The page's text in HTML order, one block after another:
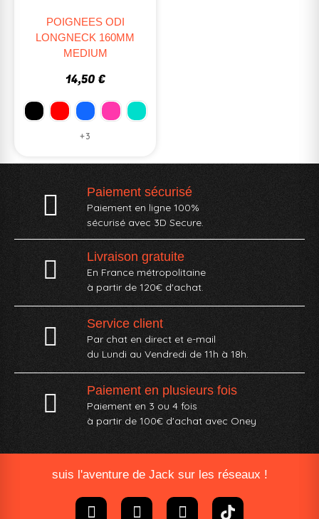
POIGNEES ODI
LONGNECK 160MM
MEDIUM
14,50 €
+3
Paiement sécurisé
Paiement en ligne 100%
sécurisé avec 3D Secure.
Livraison gratuite
En France métropolitaine
à partir de 120€ d'achat.
Service client
Par chat en direct et e-mail
du Lundi au Vendredi de 11h à 18h.
Paiement en plusieurs fois
Paiement en 3 ou 4 fois
à partir de 100€ d'achat avec Oney​
suis l'aventure de Jack sur les réseaux !